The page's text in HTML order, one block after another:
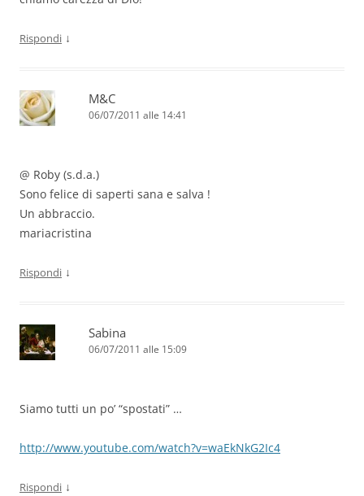
Rispondi ↓
M&C
06/07/2011 alle 14:41
@ Roby (s.d.a.)
Sono felice di saperti sana e salva !
Un abbraccio.
mariacristina
Rispondi ↓
Sabina
06/07/2011 alle 15:09
Siamo tutti un po’ “spostati” …
http://www.youtube.com/watch?v=waEkNkG2Ic4
Rispondi ↓